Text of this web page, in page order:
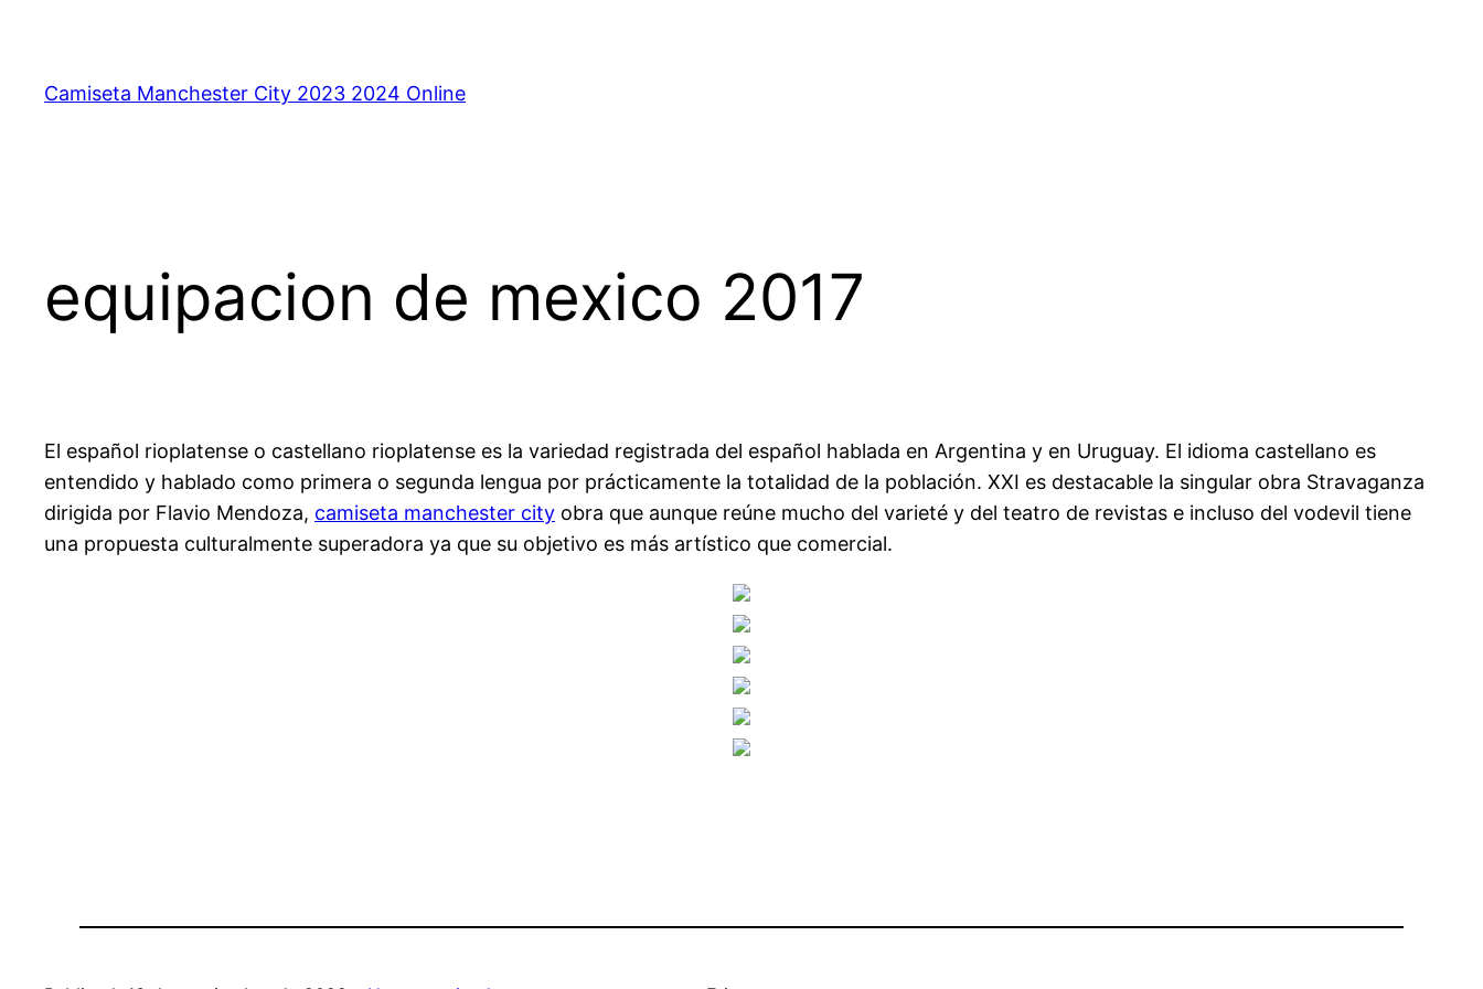
contenido
Camiseta Manchester City 2023 2024 Online
equipacion de mexico 2017
El español rioplatense o castellano rioplatense es la variedad registrada del español hablada en Argentina y en Uruguay. El idioma castellano es
entendido y hablado como primera o segunda lengua por prácticamente la totalidad de la población. XXI es destacable la singular obra Stravaganza
dirigida por Flavio Mendoza, camiseta manchester city obra que aunque reúne mucho del varieté y del teatro de revistas e incluso del vodevil tiene
una propuesta culturalmente superadora ya que su objetivo es más artístico que comercial.